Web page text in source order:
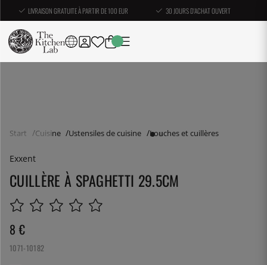
LIVRAISON GRATUITE À PARTIR DE 100 EUR 30 JOURS D'ACHAT OUVERT
Start Cuisine Ustensiles de cuisine Louches et cuillères
Exxent
CUILLÈRE À SPAGHETTI 29.5CM
8 €
1071-10182